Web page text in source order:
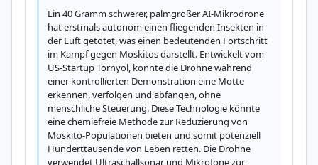
Ein 40 Gramm schwerer, palmgroßer AI-Mikrodrone
hat erstmals autonom einen fliegenden Insekten in
der Luft getötet, was einen bedeutenden Fortschritt
im Kampf gegen Moskitos darstellt. Entwickelt vom
US-Startup Tornyol, konnte die Drohne während
einer kontrollierten Demonstration eine Motte
erkennen, verfolgen und abfangen, ohne
menschliche Steuerung. Diese Technologie könnte
eine chemiefreie Methode zur Reduzierung von
Moskito-Populationen bieten und somit potenziell
Hunderttausende von Leben retten. Die Drohne
verwendet Ultraschallsonar und Mikrofone zur